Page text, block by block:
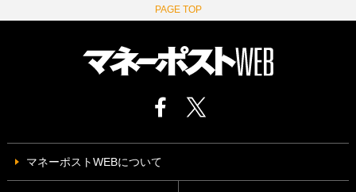
PAGE TOP
マネーポストWEBについて